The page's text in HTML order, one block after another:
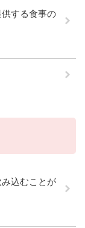
する食事の
込むことが